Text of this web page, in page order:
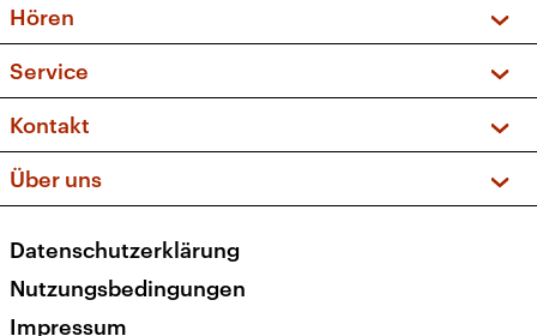
Sendungen und Podcasts
Musikliste
Kakadu – Das Kinderprogramm
Hören
Frequenzen (UKW + DAB+)
Service
FAQ
Apps
Newsletter
Veranstaltungen
Kontakt
Social Media
Über uns
Presse
Karriere
Datenschutzerklärung
Nutzungsbedingungen
Impressum